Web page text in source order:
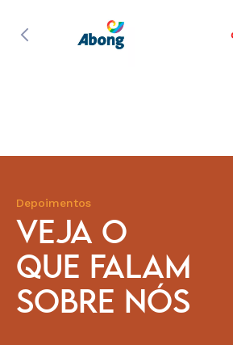
Depoimentos
VEJA O
QUE FALAM
SOBRE NÓS